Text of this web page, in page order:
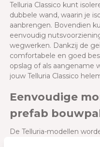
Telluria Classico kunt
dubbele wand, waarin je
aanbrengen. Bovendien
eenvoudig
wegwerken. Dankzij de
comfortabele en goed
opslag of als aangename
jouw Telluria Classico
Eenvoudige
prefab
De Telluria-modellen